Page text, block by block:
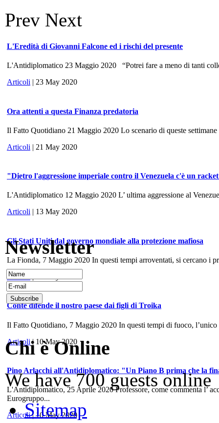
Prev Next
L'Eredità di Giovanni Falcone ed i rischi del presente
L'Antidiplomatico 23 Maggio 2020 “Potrei fare a meno di tanti
Articoli | 23 May 2020
Ora attenti a questa Finanza predatoria
Il Fatto Quotidiano 21 Maggio 2020 Lo scenario di queste
Articoli | 21 May 2020
"Dietro l'aggressione imperiale contro il Venezuela c'è un
L'Antidiplomatico 12 Maggio 2020 L’ ultima aggressione al
Articoli | 13 May 2020
Gli Stati Uniti dal governo mondiale alla protezione mafiosa
La Fionda, 7 Maggio 2020 In questi tempi arroventati, si cercano i
Articoli
Conte difende il nostro paese dai figli di Troika
Il Fatto Quotidiano, 7 Maggio 2020 In questi tempi di fuoco,
Articoli| 10 May 2020
Pino Arlacchi all'Antidiplomatico: "Un Piano B prima che la
L'Antidiplomatico, 25 Aprile 2020 Professore, come commenta l’
Eurogruppo...
Articoli| 10 May 2020
Newsletter
Chi è Online
We have 700 guests online
Sitemap